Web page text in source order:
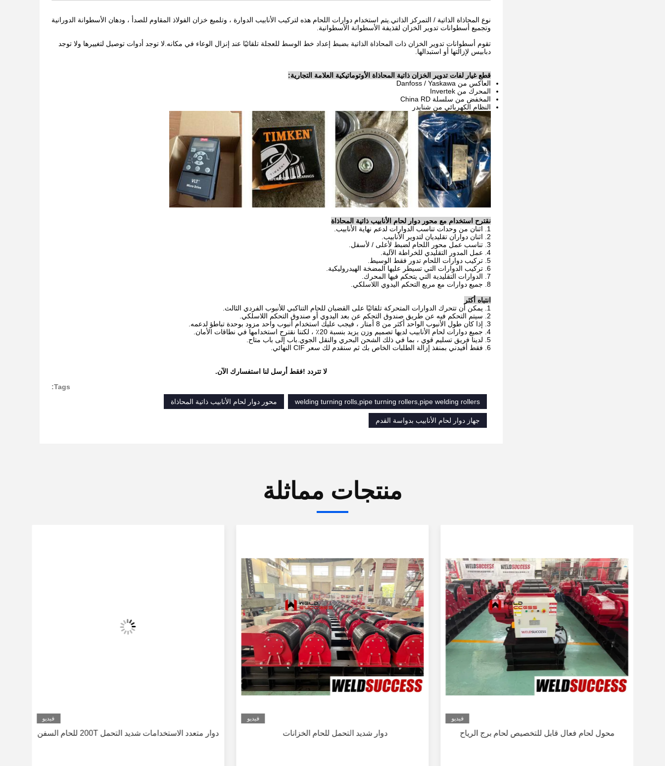
نوع المحاذاة الذاتية / التمركز الذاتي.يتم استخدام دوارات اللحام هذه لتركيب الأنابيب الدوارة ، وتلميع خزان الفولاذ المقاوم للصدأ ، ودهان الأسطوانة الدورانية
وتجميع أسطوانات تدوير الخزان لقذيفة الأسطوانة الأسطوانية.
تقوم أسطوانات تدوير الخزان ذات المحاذاة الذاتية بضبط إعداد خط الوسط للعجلة تلقائيًا عند إنزال الوعاء في مكانه.لا توجد أدوات توصيل لتغييرها ولا توجد
دبابيس لإزالتها أو استبدالها.
قطع غيار لفات تدوير الخزان ذاتية المحاذاة الأوتوماتيكية العلامة التجارية:
العاكس من Danfoss / Yaskawa
المحرك من Invertek
المخفض من سلسلة China RD
النظام الكهربائي من شنايدر
نقترح استخدام مع محور دوار لحام الأنابيب ذاتية المحاذاة
1. اثنان من وحدات تناسب الدوارات لدعم نهاية الأنابيب.
2. اثنان دواران تقليديان لتدوير الأنابيب.
3. تناسب عمل محور اللحام لضبط لأعلى / لأسفل.
4. عمل المدور التقليدي للخراطة الآلية.
5. تركيب دوارات اللحام تدور فقط الوسيط.
6. تركيب الدوارات التي تسيطر عليها المضخة الهيدروليكية.
7. الدوارات التقليدية التي يتحكم فيها المحرك.
8. جميع دوارات مع مربع التحكم اليدوي اللاسلكي.
انتباه أكثر
1. يمكن أن تتحرك الدوارات المتحركة تلقائيًا على القضبان للحام التناكبي للأنبوب الفردي الثالث.
2. سيتم التحكم فيه عن طريق صندوق التحكم عن بعد اليدوي أو صندوق التحكم اللاسلكي.
3. إذا كان طول الأنبوب الواحد أكثر من 8 أمتار ، فيجب عليك استخدام أنبوب واحد مزود بوحدة تباطؤ لدعمه.
4. جميع دوارات لحام الأنابيب لديها تصميم وزن يزيد بنسبة 20٪ ، لكننا نقترح استخدامها في نطاقات الأمان.
5. لدينا فريق تسليم قوي ، بما في ذلك الشحن البحري والنقل الجوي.باب إلى باب متاح.
6. فقط أفيدني بمنفذ إزالة الطلبات الخاص بك ثم سنقدم لك سعر CIF النهائي.
لا تتردد !فقط أرسل لنا استفسارك الآن.
Tags:
welding turning rolls,pipe turning rollers,pipe welding rollers
محور دوار لحام الأنابيب ذاتية المحاذاة
جهاز دوار لحام الأنابيب بدواسة القدم
منتجات مماثلة
فيديو
محول لحام فعال قابل للتخصيص لحام برج الرياح
فيديو
دوار شديد التحمل للحام الخزانات
فيديو
دوار متعدد الاستخدامات شديد التحمل 200T للحام السفن